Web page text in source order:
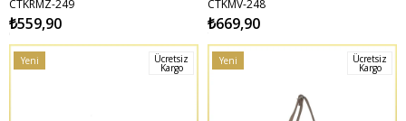
CTKRMZ-249
₺559,90
CTKMV-248
₺669,90
Yeni
Ücretsiz
Kargo
Yeni
Ücretsiz
Kargo